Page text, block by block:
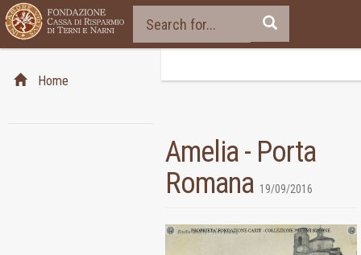
Home
Amelia - Porta
Romana 19/09/2016